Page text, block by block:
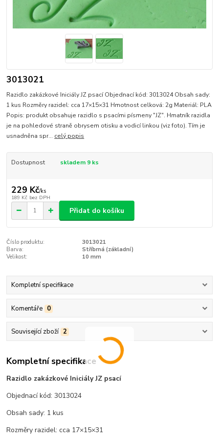
3013021
Razidlo zakázkové Iniciály JZ psací Objednací kód: 3013024 Obsah sady:
1 kus Rozměry razidel: cca 17×15×31 Hmotnost celková: 2g Materiál: PLA
Popis: produkt obsahuje razidlo s psacími písmeny "JZ". Hmatník razidla
je na pohledové straně obrysem otisku a vodicí linkou (viz foto). Tím je
usnadněna spr... celý popis
Dostupnost skladem 9 ks
229 Kč/ks
189 Kč bez DPH
Přidat do košíku
Číslo produktu:
3013021
Barva:
Stříbrná (základní)
Velikost:
10 mm
Kompletní specifikace
Komentáře 0
Související zboží 2
Kompletní specifikace
Razidlo zakázkové Iniciály JZ psací
Objednací kód: 3013024
Obsah sady: 1 kus
Rozměry razidel: cca 17×15×31